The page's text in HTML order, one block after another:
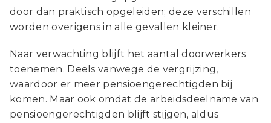
door dan praktisch opgeleiden; deze verschillen
worden overigens in alle gevallen kleiner.
Naar verwachting blijft het aantal doorwerkers
toenemen. Deels vanwege de vergrijzing,
waardoor er meer pensioengerechtigden bij
komen. Maar ook omdat de arbeidsdeelname van
pensioengerechtigden blijft stijgen, aldus